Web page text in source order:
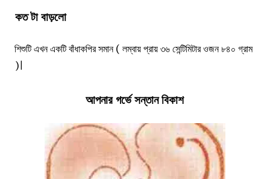
কত টা বাড়লো
শিশুটি এখন একটি বাঁধাকপির সমান ( লম্বায় প্রায় ৩৬ সেন্টিমিটার ওজন ৮৪০ গ্রাম
)|
আপনার গর্ভে সন্তান বিকাশ